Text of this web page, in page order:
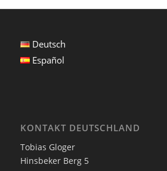
Deutsch
Español
KONTAKT DEUTSCHLAND
Tobias Gloger
Hinsbeker Berg 5